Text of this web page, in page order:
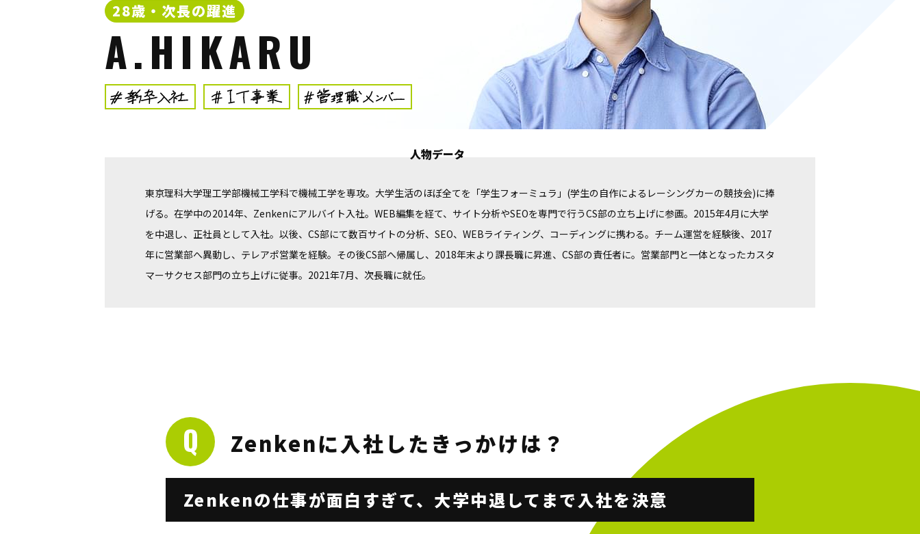
28歳・次長の躍進
A.HIKARU
人物データ
東京理科大学理工学部機械工学科で機械工学を専攻。大学生活のほぼ全てを「学生フォーミュラ」(学生の自作によるレーシングカーの競技会)に捧
げる。在学中の2014年、Zenkenにアルバイト入社。WEB編集を経て、サイト分析やSEOを専門で行うCS部の立ち上げに参画。2015年4月に大学
を中退し、正社員として入社。以後、CS部にて数百サイトの分析、SEO、WEBライティング、コーディングに携わる。チーム運営を経験後、2017
年に営業部へ異動し、テレアポ営業を経験。その後CS部へ帰属し、2018年末より課長職に昇進、CS部の責任者に。営業部門と一体となったカスタ
マーサクセス部門の立ち上げに従事。2021年7月、次長職に就任。
Zenkenに入社したきっかけは？
Zenkenの仕事が面白すぎて、 大学中退してまで入社を決意